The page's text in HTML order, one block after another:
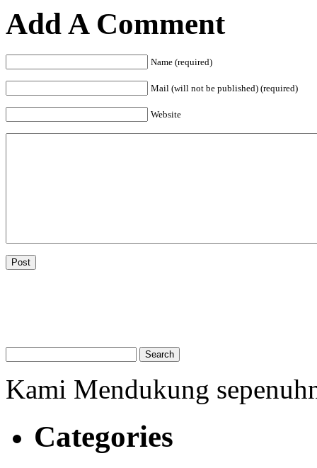
Add A Comment
Name (required)
Mail (will not be published) (required)
Website
Kami Mendukung
Categories